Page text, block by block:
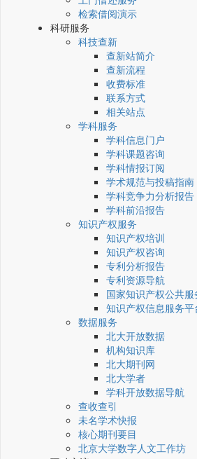
检索借阅演示
科研服务
科技查新
查新站简介
查新流程
收费标准
联系方式
相关站点
学科服务
学科信息门户
学科课题咨询
学科情报订阅
学术规范与投稿指南
学科竞争力分析报告
学科前沿报告
知识产权服务
知识产权培训
知识产权咨询
专利分析报告
专利资源导航
国家知识产权公共服
知识产权信息服务平
数据服务
北大开放数据
机构知识库
北大期刊网
北大学者
学科开放数据导航
查收查引
未名学术快报
核心期刊要目
北京大学数字人文工作坊